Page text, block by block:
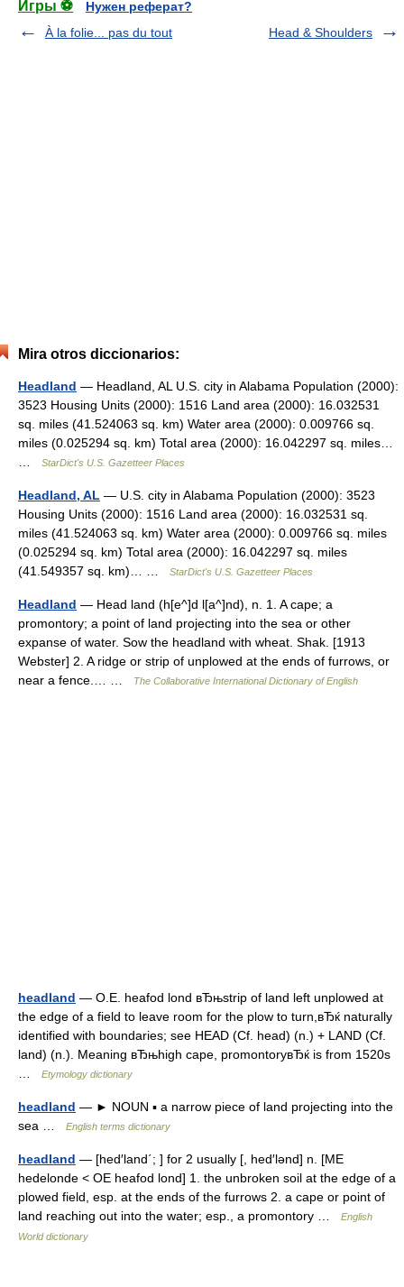
Игры ⚽
Нужен реферат?
À la folie... pas du tout
Head & Shoulders
Mira otros diccionarios:
Headland — Headland, AL U.S. city in Alabama Population (2000):
3523 Housing Units (2000): 1516 Land area (2000): 16.032531
sq. miles (41.524063 sq. km) Water area (2000): 0.009766 sq.
miles (0.025294 sq. km) Total area (2000): 16.042297 sq. miles…
StarDict's U.S. Gazetteer Places
Headland, AL — U.S. city in Alabama Population (2000): 3523
Housing Units (2000): 1516 Land area (2000): 16.032531 sq.
miles (41.524063 sq. km) Water area (2000): 0.009766 sq. miles
(0.025294 sq. km) Total area (2000): 16.042297 sq. miles
(41.549357 sq. km)… …
StarDict's U.S. Gazetteer Places
Headland — Head land (h[e^]d l[a^]nd), n. 1. A cape; a
promontory; a point of land projecting into the sea or other
expanse of water. Sow the headland with wheat. Shak. [1913
Webster] 2. A ridge or strip of unplowed at the ends of furrows, or
near a fence.… …
The Collaborative International Dictionary of English
headland — O.E. heafod lond вЂњstrip of land left unplowed at
the edge of a field to leave room for the plow to turn,вЂќ naturally
identified with boundaries; see HEAD (Cf. head) (n.) + LAND (Cf.
land) (n.). Meaning вЂњhigh cape, promontoryвЂќ is from 1520s
Etymology dictionary
headland — ► NOUN ▪ a narrow piece of land projecting into the
sea …
English terms dictionary
headland — [hed′land΄; ] for 2 usually [, hed′lənd] n. [ME
hedelonde < OE heafod lond] 1. the unbroken soil at the edge of a
plowed field, esp. at the ends of the furrows 2. a cape or point of
land reaching out into the water; esp., a promontory …
English
World dictionary